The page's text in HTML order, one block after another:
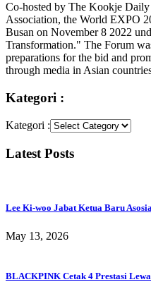
Co-hosted by The Kookje
Association, the World EXPO
Busan on November 8 2022
Transformation." The Forum
preparations for the bid and
through media in Asian
Kategori :
Kategori :
Latest Posts
Lee Ki-woo Jabat Ketua Baru
May 13, 2026
BLACKPINK Cetak 4 Prestasi